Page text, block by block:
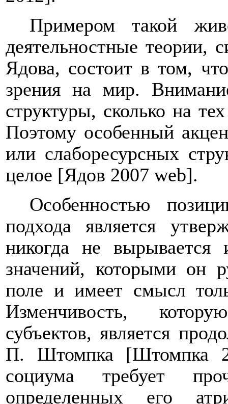
Примером такой
деятельностные теории,
Ядова, состоит в том,
зрения на мир.
структуры, сколько на
Поэтому особенный
или слаборесурсных
целое [Ядов 2007 web].
Особенностью
подхода является
никогда не
значений, которыми он
поле и имеет смысл
Изменчивость,
субъектов, является
П. Штомпка [Штомпка
социума требует
определенных его